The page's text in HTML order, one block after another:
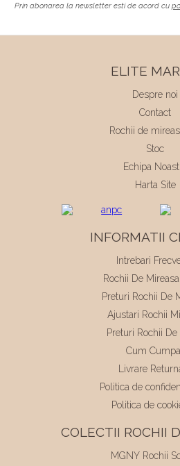
Prin abonarea la newsletter esti de acord cu
ELITE
Despre noi
Contact
Rochii de
Stoc
Echipa
Harta Site
INFORMATII
Intrebari
Rochii De
Preturi Rochii De
Ajustari Rochii
Preturi Rochii De
Cum
Livrare
Politica de
Politica de
COLECTII ROCHII
MGNY Rochii